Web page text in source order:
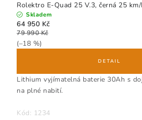
Rolektro E-Quad 25 V.3, černá 25
Skladem
64 950 Kč
79 990 Kč
(–18 %)
Lithium vyjímatelná baterie 30Ah s
na plné nabití.
Kód: 1234